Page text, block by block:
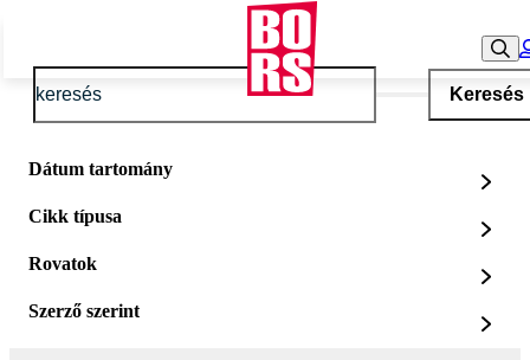
Keresés
Dátum tartomány
Cikk típusa
Rovatok
Szerző szerint